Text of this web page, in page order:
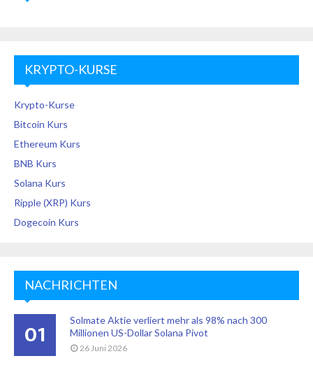
KRYPTO-KURSE
Krypto-Kurse
Bitcoin Kurs
Ethereum Kurs
BNB Kurs
Solana Kurs
Ripple (XRP) Kurs
Dogecoin Kurs
NACHRICHTEN
01
Solmate Aktie verliert mehr als 98% nach 300
Millionen US-Dollar Solana Pivot
26 Juni 2026